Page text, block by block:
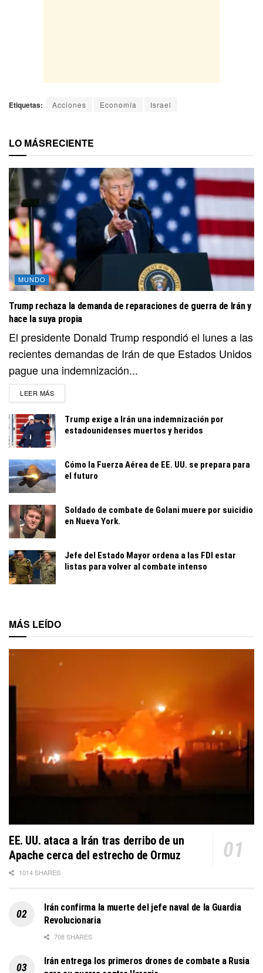
Etiquetas: Acciones Economía Israel
LO MÁSRECIENTE
MUNDO
Trump rechaza la demanda de reparaciones de guerra de Irán y
hace la suya propia
El presidente Donald Trump respondió el lunes a las
recientes demandas de Irán de que Estados Unidos
pague una indemnización...
LEER MÁSDETAILS
Trump exige a Irán una indemnización por
estadounidenses muertos y heridos
Cómo la Fuerza Aérea de EE. UU. se prepara para
el futuro
Soldado de combate de Golani muere por suicidio
en Nueva York.
Jefe del Estado Mayor ordena a las FDI estar
listas para volver al combate intenso
MÁS LEÍDO
EE. UU. ataca a Irán tras derribo de un
Apache cerca del estrecho de Ormuz
1014 SHARES
Irán confirma la muerte del jefe naval de la Guardia
Revolucionaria
708 SHARES
Irán entrega los primeros drones de combate a Rusia